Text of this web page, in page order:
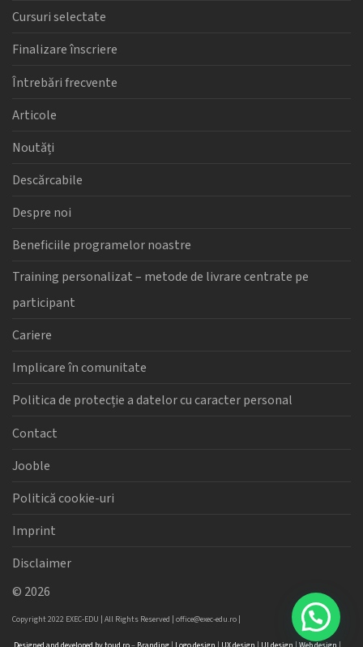
Cursuri selectate
Finalizare înscriere
Întrebări frecvente
Articole
Noutăți
Descărcabile
Despre noi
Beneficiile programelor noastre
Training personalizat – metode de livrare centrate pe
participant
Cariere
Implicare în comunitate
Politica de protecție a datelor cu caracter personal
Contact
Jooble
Politică cookie-uri
Imprint
Disclaimer
© 2026
Copyright 2022 EXEC-EDU | All Rights Reserved | office@exec-edu.ro